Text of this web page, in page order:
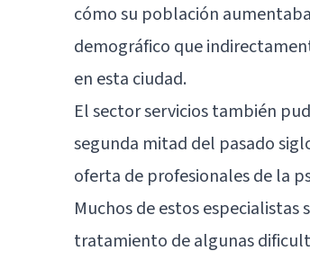
cómo su población
demográfico que
en esta ciudad.
El sector servicios también
segunda mitad del pasado
oferta de profesionales de la
Muchos de estos
tratamiento de algunas